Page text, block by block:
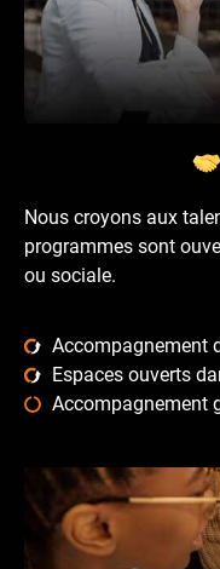
Nous croyons aux
programmes sont
ou sociale.
Accompagnement
Espaces ouverts
Accompagnement